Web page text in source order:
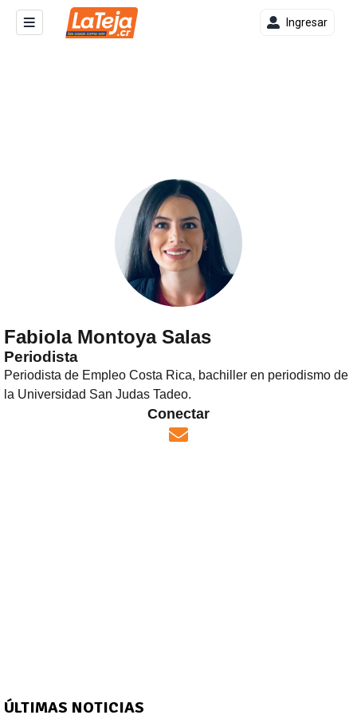
Ingresar
Fabiola Montoya Salas
Periodista
Periodista de Empleo Costa Rica, bachiller en periodismo de
la Universidad San Judas Tadeo.
Conectar
ÚLTIMAS NOTICIAS